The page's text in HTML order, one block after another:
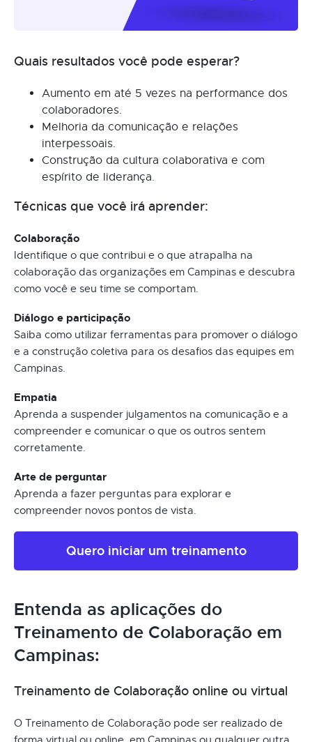
Quais resultados você pode esperar?
Aumento em até 5 vezes na performance dos
colaboradores.
Melhoria da comunicação e relações
interpessoais.
Construção da cultura colaborativa e com
espírito de liderança.
Técnicas que você irá aprender:
Colaboração
Identifique o que contribui e o que atrapalha na
colaboração das organizações em Campinas e descubra
como você e seu time se comportam.
Diálogo e participação
Saiba como utilizar ferramentas para promover o diálogo
e a construção coletiva para os desafios das equipes em
Campinas.
Empatia
Aprenda a suspender julgamentos na comunicação e a
compreender e comunicar o que os outros sentem
corretamente.
Arte de perguntar
Aprenda a fazer perguntas para explorar e
compreender novos pontos de vista.
Quero iniciar um treinamento
Entenda as aplicações do
Treinamento de Colaboração em
Campinas:
Treinamento de Colaboração online ou virtual
O Treinamento de Colaboração pode ser realizado de